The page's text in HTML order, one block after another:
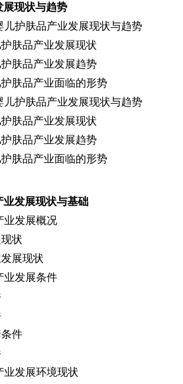
展现状与趋势
儿护肤品产业发展现状与趋势
肤品产业发展现状
肤品产业发展趋势
肤品产业面临的形势
儿护肤品产业发展现状与趋势
肤品产业发展现状
肤品产业发展趋势
肤品产业面临的形势
业发展现状与基础
业发展概况
状
展现状
业发展条件
件
业发展环境现状